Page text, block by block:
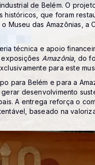
de Belém. O
históricos, que foram
Museu das Amazônias, a
técnica e apoio
exposições Amazônia, do
para este
para Belém e para a
desenvolvimento
A entrega reforça o
baseado na